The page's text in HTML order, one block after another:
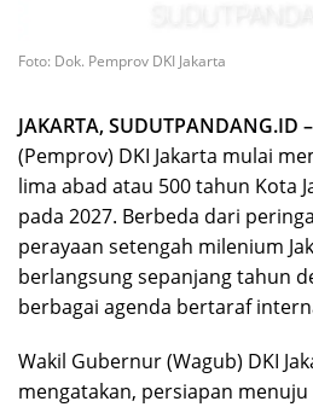
Foto: Dok. Pemprov DKI Jakarta
JAKARTA, SUDUTPANDANG.ID –
(Pemprov) DKI Jakarta mulai
lima abad atau 500 tahun Kota
pada 2027. Berbeda dari
perayaan setengah milenium
berlangsung sepanjang tahun
berbagai agenda bertaraf
Wakil Gubernur (Wagub) DKI
mengatakan, persiapan